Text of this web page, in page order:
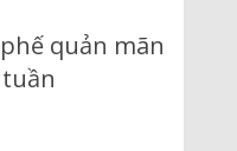
quản mãn